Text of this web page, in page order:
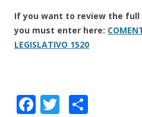
If you want to review the full
you must enter here:
LEGISLATIVO 1520
F T